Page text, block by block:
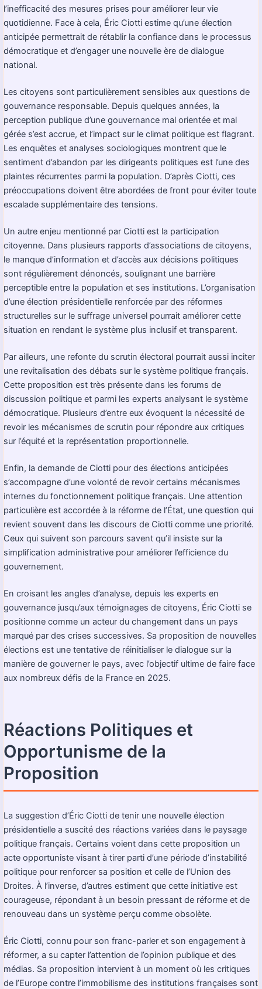
l’inefficacité des mesures prises pour améliorer leur vie
quotidienne. Face à cela, Éric Ciotti estime qu’une élection
anticipée permettrait de rétablir la confiance dans le processus
démocratique et d’engager une nouvelle ère de dialogue
national.
Les citoyens sont particulièrement sensibles aux questions de
gouvernance responsable. Depuis quelques années, la
perception publique d’une gouvernance mal orientée et mal
gérée s’est accrue, et l’impact sur le climat politique est flagrant.
Les enquêtes et analyses sociologiques montrent que le
sentiment d’abandon par les dirigeants politiques est l’une des
plaintes récurrentes parmi la population. D’après Ciotti, ces
préoccupations doivent être abordées de front pour éviter toute
escalade supplémentaire des tensions.
Un autre enjeu mentionné par Ciotti est la participation
citoyenne. Dans plusieurs rapports d’associations de citoyens,
le manque d’information et d’accès aux décisions politiques
sont régulièrement dénoncés, soulignant une barrière
perceptible entre la population et ses institutions. L’organisation
d’une élection présidentielle renforcée par des réformes
structurelles sur le suffrage universel pourrait améliorer cette
situation en rendant le système plus inclusif et transparent.
Par ailleurs, une refonte du scrutin électoral pourrait aussi inciter
une revitalisation des débats sur le système politique français.
Cette proposition est très présente dans les forums de
discussion politique et parmi les experts analysant le système
démocratique. Plusieurs d’entre eux évoquent la nécessité de
revoir les mécanismes de scrutin pour répondre aux critiques
sur l’équité et la représentation proportionnelle.
Enfin, la demande de Ciotti pour des élections anticipées
s’accompagne d’une volonté de revoir certains mécanismes
internes du fonctionnement politique français. Une attention
particulière est accordée à la réforme de l’État, une question qui
revient souvent dans les discours de Ciotti comme une priorité.
Ceux qui suivent son parcours savent qu’il insiste sur la
simplification administrative pour améliorer l’efficience du
gouvernement.
En croisant les angles d’analyse, depuis les experts en
gouvernance jusqu’aux témoignages de citoyens, Éric Ciotti se
positionne comme un acteur du changement dans un pays
marqué par des crises successives. Sa proposition de nouvelles
élections est une tentative de réinitialiser le dialogue sur la
manière de gouverner le pays, avec l’objectif ultime de faire face
aux nombreux défis de la France en 2025.
Réactions Politiques et
Opportunisme de la
Proposition
La suggestion d’Éric Ciotti de tenir une nouvelle élection
présidentielle a suscité des réactions variées dans le paysage
politique français. Certains voient dans cette proposition un
acte opportuniste visant à tirer parti d’une période d’instabilité
politique pour renforcer sa position et celle de l’Union des
Droites. À l’inverse, d’autres estiment que cette initiative est
courageuse, répondant à un besoin pressant de réforme et de
renouveau dans un système perçu comme obsolète.
Éric Ciotti, connu pour son franc-parler et son engagement à
réformer, a su capter l’attention de l’opinion publique et des
médias. Sa proposition intervient à un moment où les critiques
de l’Europe contre l’immobilisme des institutions françaises sont